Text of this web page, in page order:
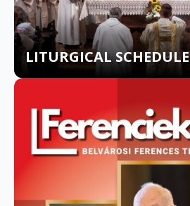
LITURGICAL SCHEDULE